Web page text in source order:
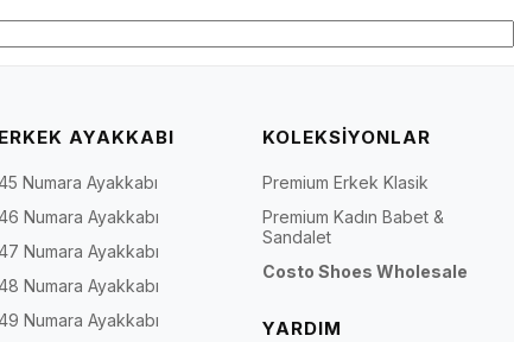
ERKEK AYAKKABI
Numara Ayakkabı
Numara Ayakkabı
Numara Ayakkabı
Numara Ayakkabı
Numara Ayakkabı
KOLEKSİYONLAR
Premium Erkek Klasik
Premium Kadın Babet &
Sandalet
Costo Shoes Wholesale
YARDIM